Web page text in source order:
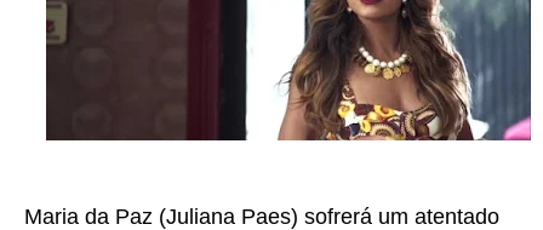
Maria da Paz (Juliana Paes) sofrerá um atentado